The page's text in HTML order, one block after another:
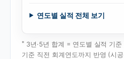
연도별 실적 전체 보기
* 3년·5년 합계 = 연도별 실적 기
기준 직전 회계연도까지 반영 (시